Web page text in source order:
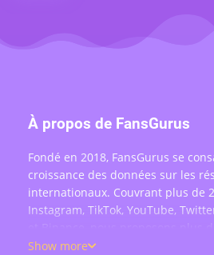
À propos de FansGurus
Fondé en 2018, FansGurus se
croissance des données sur les
internationaux. Couvrant plus de
Instagram, TikTok, YouTube,
: achat d'abonnés, likes,
Show more